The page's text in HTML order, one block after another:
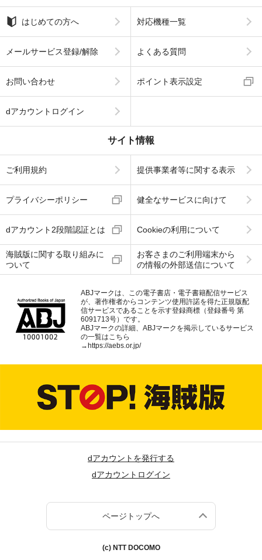
はじめての方へ 対応機種一覧
メールサービス登録/解除 よくある質問
お問い合わせ ポイント表示設定
dアカウントログイン
サイト情報
ご利用規約 提供事業者等に関する表示
プライバシーポリシー 健全なサービスに向けて
dアカウント2段階認証とは Cookieの利用について
海賊版に関する取り組みに
ついて
お客さまのご利用端末から
の情報の外部送信について
ABJマークは、この電子書店・電子書籍配信サービス
が、著作権者からコンテンツ使用許諾を得た正規版配
信サービスであることを示す登録商標（登録番号 第
6091713号）です。
ABJマークの詳細、ABJマークを掲示しているサービス
の一覧はこちら
→https://aebs.or.jp/
dアカウントを発行する
dアカウントログイン
ページトップへ
(c) NTT DOCOMO